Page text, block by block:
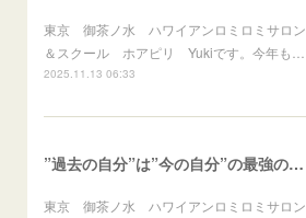
東京 御茶ノ水 ハワイアンロミロミサロン
＆スクール ホアピリ Yukiです。今年も…
2025.11.13 06:33
”過去の自分”は”今の自分”の最強の応援団！
東京 御茶ノ水 ハワイアンロミロミサロン